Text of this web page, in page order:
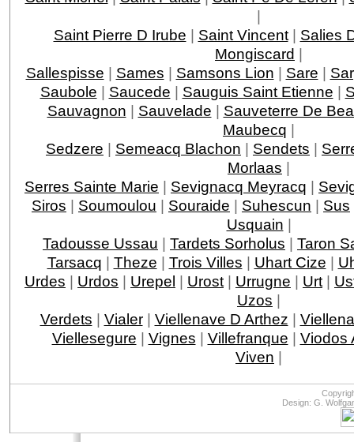
|
Saint Pierre D Irube | Saint Vincent| Salies
Mongiscard |
Sallespisse | Sames | Samsons Lion | Sare |
Saubole | Saucede | Sauguis Saint Etienne |
Sauvagnon | Sauvelade | Sauveterre De
Maubecq |
Sedzere | Semeacq Blachon | Sendets |
Morlaas |
Serres Sainte Marie | Sevignacq Meyracq |
Siros | Soumoulou | Souraide | Suhescun | Sus
Usquain |
Tadousse Ussau | Tardets Sorholus | Taron
Tarsacq | Theze | Trois Villes | Uhart Cize |
Urdes | Urdos | Urepel | Urost | Urrugne | Urt |
Uzos |
Verdets | Vialer| Viellenave D Arthez |
Viellesegure | Vignes | Villefranque | Viodos
Viven |
Design: G.